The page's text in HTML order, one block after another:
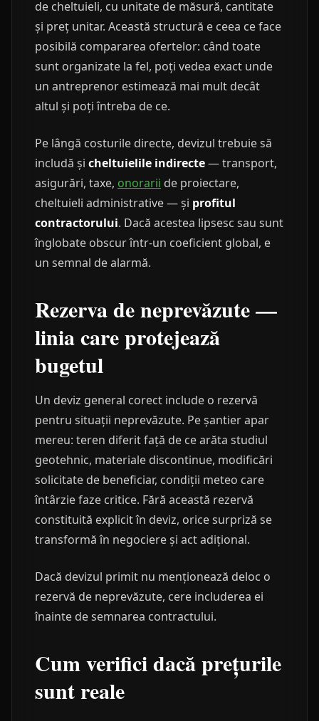
de cheltuieli, cu unitate de măsură, cantitate
și preț unitar. Această structură e ceea ce face
posibilă compararea ofertelor: când toate
sunt organizate la fel, poți vedea exact unde
un antreprenor estimează mai mult decât
altul și poți întreba de ce.
Pe lângă costurile directe, devizul trebuie să
includă și cheltuielile indirecte— transport,
asigurări, taxe, onorarii de proiectare,
cheltuieli administrative — și profitul
contractorului. Dacă acestea lipsesc sau sunt
înglobate obscur într-un coeficient global, e
un semnal de alarmă.
Rezerva de neprevăzute —
linia care protejează
bugetul
Un deviz general corect include o rezervă
pentru situații neprevăzute. Pe șantier apar
mereu: teren diferit față de ce arăta studiul
geotehnic, materiale discontinue, modificări
solicitate de beneficiar, condiții meteo care
întârzie faze critice. Fără această rezervă
constituită explicit în deviz, orice surpriză se
transformă în negociere și act adițional.
Dacă devizul primit nu menționează deloc o
rezervă de neprevăzute, cere includerea ei
înainte de semnarea contractului.
Cum verifici dacă prețurile
sunt reale